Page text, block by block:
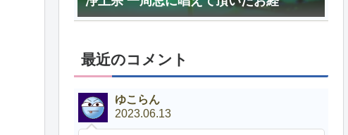
最近のコメント
ゆこらん
2023.06.13